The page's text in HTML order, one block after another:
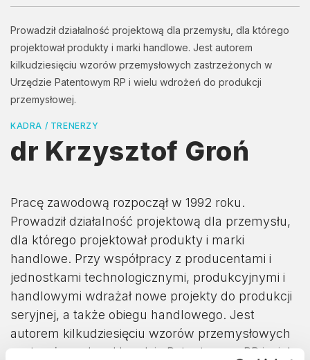
Prowadził działalność projektową dla przemysłu, dla którego
projektował produkty i marki handlowe. Jest autorem
kilkudziesięciu wzorów przemysłowych zastrzeżonych w
Urzędzie Patentowym RP i wielu wdrożeń do produkcji
przemysłowej.
KADRA / TRENERZY
dr Krzysztof Groń
Pracę zawodową rozpoczął w 1992 roku.
Prowadził działalność projektową dla przemysłu,
dla którego projektował produkty i marki
handlowe. Przy współpracy z producentami i
jednostkami technologicznymi, produkcyjnymi i
handlowymi wdrażał nowe projekty do produkcji
seryjnej, a także obiegu handlowego. Jest
autorem kilkudziesięciu wzorów przemysłowych
zastrzeżonych w Urzędzie Patentowym RP i wielu